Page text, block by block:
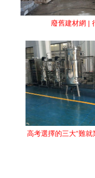
廢舊建材網 |
高考選擇的三大“難就